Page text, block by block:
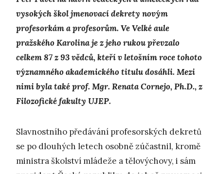
vysokých škol jmenovací dekrety novým
profesorkám a profesorům. Ve Velké aule
pražského Karolina je z jeho rukou převzalo
celkem 87 z 93 vědců, kteří v letošním roce tohoto
významného akademického titulu dosáhli. Mezi
nimi byla také prof. Mgr. Renata Cornejo, Ph.D., z
Filozofické fakulty UJEP.
Slavnostního předávání profesorských dekretů
se po dlouhých letech osobně zúčastnil, kromě
ministra školství mládeže a tělovýchovy, i sám